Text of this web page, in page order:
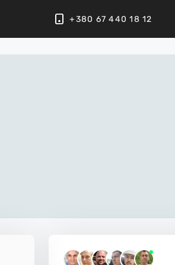
+380 67 440 18 12